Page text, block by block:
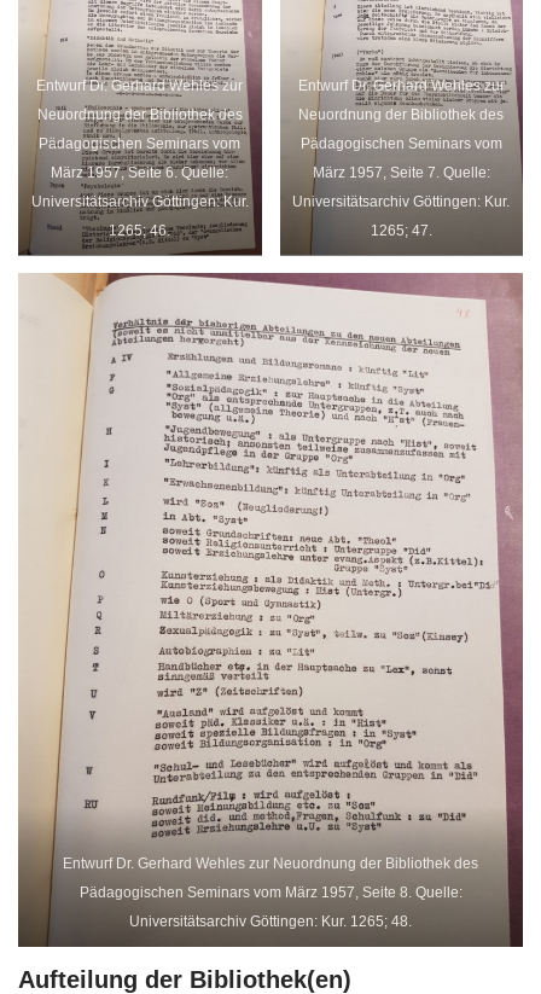
Entwurf Dr. Gerhard Wehles zur
Neuordnung der Bibliothek des
Pädagogischen Seminars vom
März 1957, Seite 6. Quelle:
Universitätsarchiv Göttingen: Kur.
1265; 46.
Entwurf Dr. Gerhard Wehles zur
Neuordnung der Bibliothek des
Pädagogischen Seminars vom
März 1957, Seite 7. Quelle:
Universitätsarchiv Göttingen: Kur.
1265; 47.
Entwurf Dr. Gerhard Wehles zur Neuordnung der Bibliothek des
Pädagogischen Seminars vom März 1957, Seite 8. Quelle:
Universitätsarchiv Göttingen: Kur. 1265; 48.
Aufteilung der Bibliothek(en)